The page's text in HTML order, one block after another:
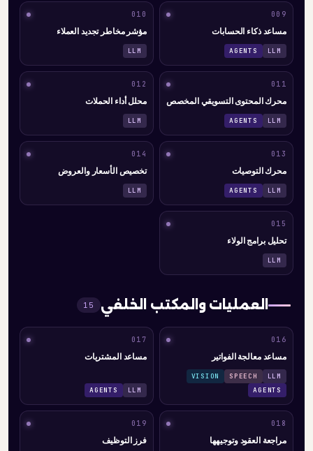
009
مساعد ذكاء الحسابات
LLM
AGENTS
010
مؤشر مخاطر تجديد العملاء
LLM
011
محرك المحتوى التسويقي المخصص
LLM
AGENTS
012
محلل أداء الحملات
LLM
013
محرك التوصيات
LLM
AGENTS
014
تخصيص الأسعار والعروض
LLM
015
تحليل برامج الولاء
LLM
العمليات والمكتب الخلفي 15
016
مساعد معالجة الفواتير
LLM
SPEECH
VISION
AGENTS
017
مساعد المشتريات
LLM
AGENTS
018
مراجعة العقود وتوجيهها
019
فرز التوظيف